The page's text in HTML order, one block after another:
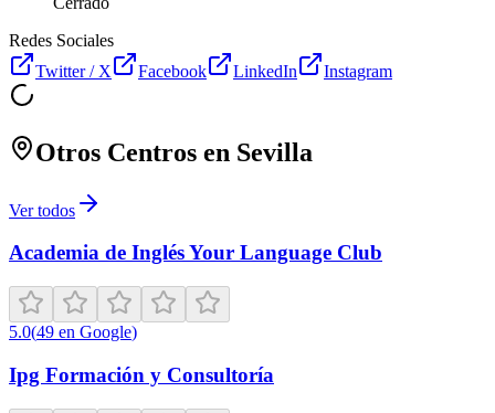
Redes Sociales
Twitter / X
Facebook LinkedIn Instagram
Otros Centros en Sevilla
Ver todos
Academia de Inglés Your Language Club
5.0(49 en Google)
Ipg Formación y Consultoría